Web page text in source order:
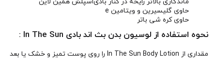
حاوی گلیسیرین و ویتامین e
حاوی کره شی باتر
نحوه استفاده از لوسیون بدن بث اند بادی In The Sun :
مقداری از In The Sun Body Lotion را روی پوست تمیز و خشک یا بعد